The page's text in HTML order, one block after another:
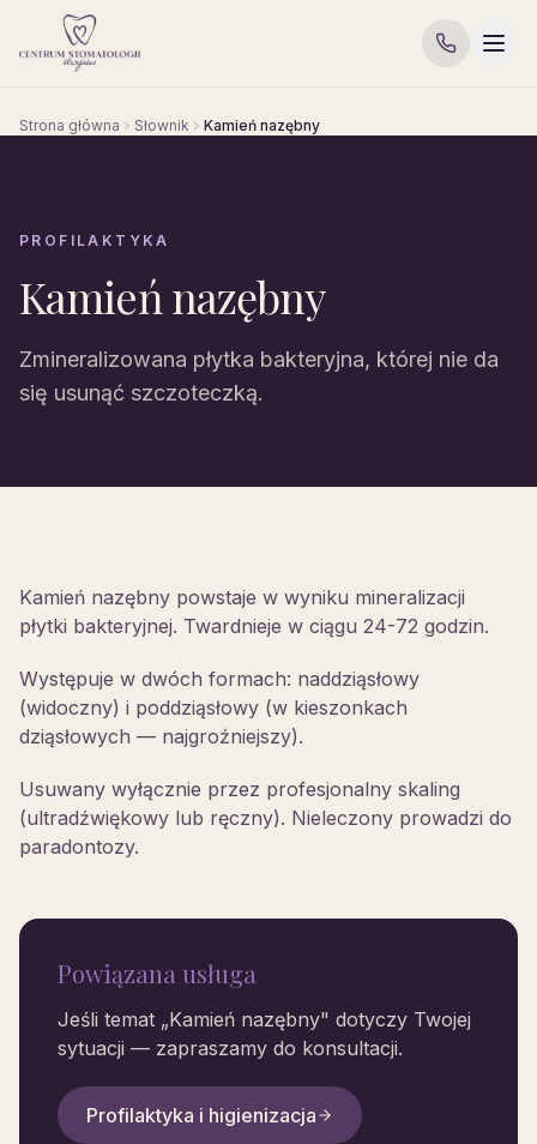
Strona główna Słownik Kamień nazębny
PROFILAKTYKA
Kamień nazębny
Zmineralizowana płytka bakteryjna, której nie da
się usunąć szczoteczką.
Kamień nazębny powstaje w wyniku mineralizacji
płytki bakteryjnej. Twardnieje w ciągu 24-72 godzin.
Występuje w dwóch formach: naddziąsłowy
(widoczny) i poddziąsłowy (w kieszonkach
dziąsłowych — najgroźniejszy).
Usuwany wyłącznie przez profesjonalny skaling
(ultradźwiękowy lub ręczny). Nieleczony prowadzi do
paradontozy.
Powiązana usługa
Jeśli temat „Kamień nazębny" dotyczy Twojej
sytuacji — zapraszamy do konsultacji.
Profilaktyka i higienizacja